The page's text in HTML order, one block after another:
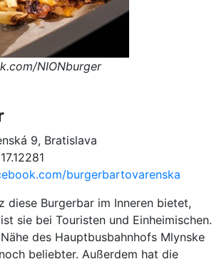
NIONburger
9, Bratislava
burgerbartovarenska
diese Burgerbar im Inneren bietet,
sie bei Touristen und Einheimischen.
des Hauptbusbahnhofs Mlynske
beliebter. Außerdem hat die